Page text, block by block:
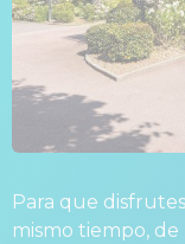
Para que
mismo tiempo,